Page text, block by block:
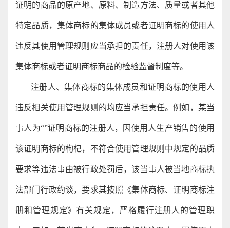
证明的商品的原产地、原料、制造方法、质量或者其他
特定品质，集体商标的集体成员或者证明商标的使用人
违反其使用管理规则应当承担的责任，注册人对使用该
集体商标或者证明商标商品的检验监督制度等。
注册人、集体商标的集体成员和证明商标的使用人
违反相关使用管理规则的均应当承担责任。例如，某当
事人为“”证明商标的注册人，因使用人生产销售的使用
该证明商标的枸杞，不符合使用管理规则中规定的品质
要求等违法事由被行政处罚后，该当事人被当地商标执
法部门行政约谈，要求其按照《集体商标、证明商标注
册和管理规定》有关规定，严格履行注册人的管理职